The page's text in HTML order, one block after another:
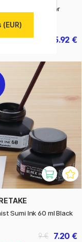
12-set + blender
35.92 €
44.90 €
Sumi Ink 60 ml Black
7.20 €
9 €